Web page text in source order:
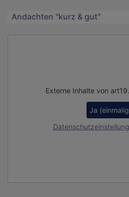
Andachten "kurz & gut"
Externe Inhalte von
Ja